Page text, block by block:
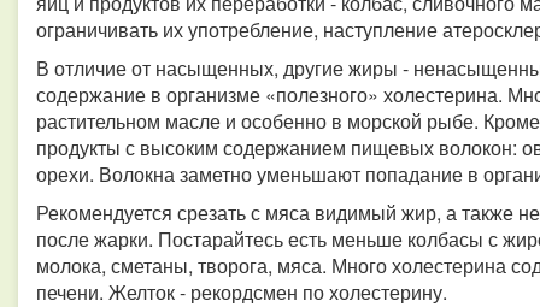
ограничивать их употребление, наступление
В отличие от насыщенных, другие жиры -
содержание в организме «полезного» холестерина.
растительном масле и особенно в морской рыбе.
продукты с высоким содержанием пищевых волокон:
орехи. Волокна заметно уменьшают попадание в
Рекомендуется срезать с мяса видимый жир, а также
после жарки. Постарайтесь есть меньше колбасы с
молока, сметаны, творога, мяса. Много холестерина
печени. Желток - рекордсмен по холестерину.